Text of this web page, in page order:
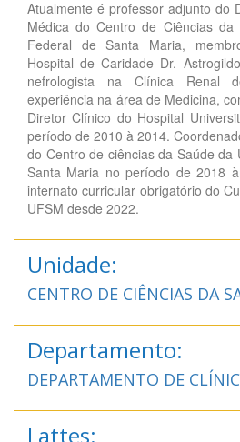
Atualmente é professor adjunto do
Médica do Centro de Ciências da
Federal de Santa Maria,
Hospital de Caridade Dr.
nefrologista na Clínica Renal
experiência na área de Medicina,
Diretor Clínico do Hospital
período de 2010 à 2014.
do Centro de ciências da Saúde da
Santa Maria no período de 2018
internato curricular obrigatório do
UFSM desde 2022.
Unidade:
CENTRO DE CIÊNCIAS DA
Departamento:
DEPARTAMENTO DE
Lattes: